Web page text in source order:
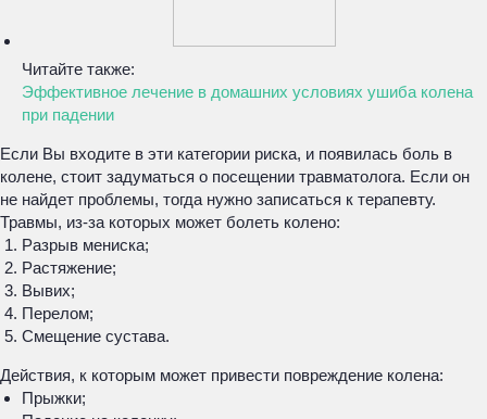
Читайте также:
Эффективное лечение в домашних условиях ушиба колена
при падении
Если Вы входите в эти категории риска, и появилась боль в
колене, стоит задуматься о посещении травматолога. Если он
не найдет проблемы, тогда нужно записаться к терапевту.
Травмы, из-за которых может болеть колено:
Разрыв мениска;
Растяжение;
Вывих;
Перелом;
Смещение сустава.
Действия, к которым может привести повреждение колена:
Прыжки;